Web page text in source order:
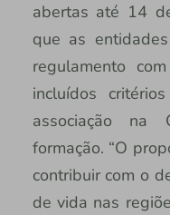
abertas até 14
que as
regulamento
incluídos
associação na
formação. “O
contribuir com o
de vida nas